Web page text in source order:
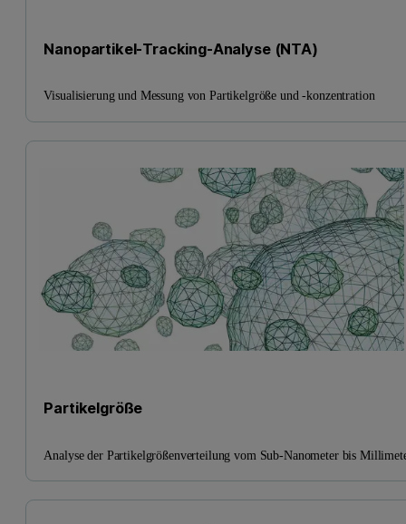
Nanopartikel-Tracking-Analyse (NTA)
Visualisierung und Messung von Partikelgröße und -konzentration
Partikelgröße
Analyse der Partikelgrößenverteilung vom Sub-Nanometer bis